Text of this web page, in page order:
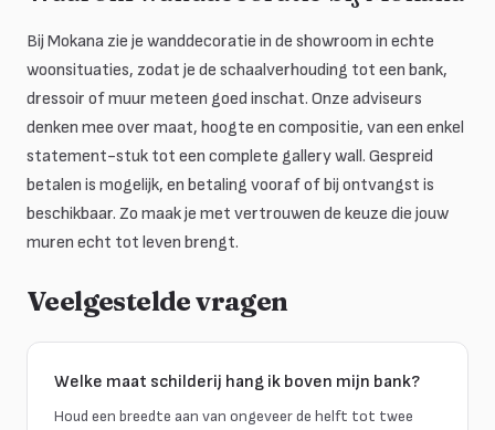
Bij Mokana zie je wanddecoratie in de showroom in echte
woonsituaties, zodat je de schaalverhouding tot een bank,
dressoir of muur meteen goed inschat. Onze adviseurs
denken mee over maat, hoogte en compositie, van een enkel
statement-stuk tot een complete gallery wall. Gespreid
betalen is mogelijk, en betaling vooraf of bij ontvangst is
beschikbaar. Zo maak je met vertrouwen de keuze die jouw
muren echt tot leven brengt.
Veelgestelde vragen
Welke maat schilderij hang ik boven mijn bank?
Houd een breedte aan van ongeveer de helft tot twee